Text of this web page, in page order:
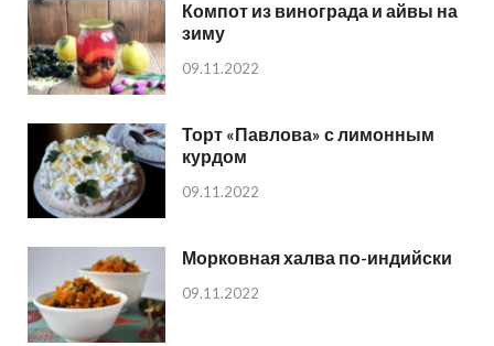
Компот из винограда и айвы на
зиму
09.11.2022
Торт «Павлова» с лимонным
курдом
09.11.2022
Морковная халва по-индийски
09.11.2022